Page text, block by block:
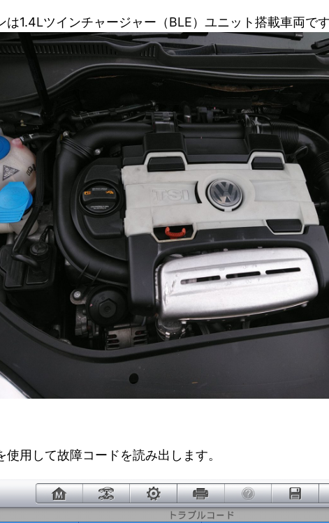
は1.4Lツインチャージャー（BLE）ユニット搭載車両です
使用して故障コードを読み出します。